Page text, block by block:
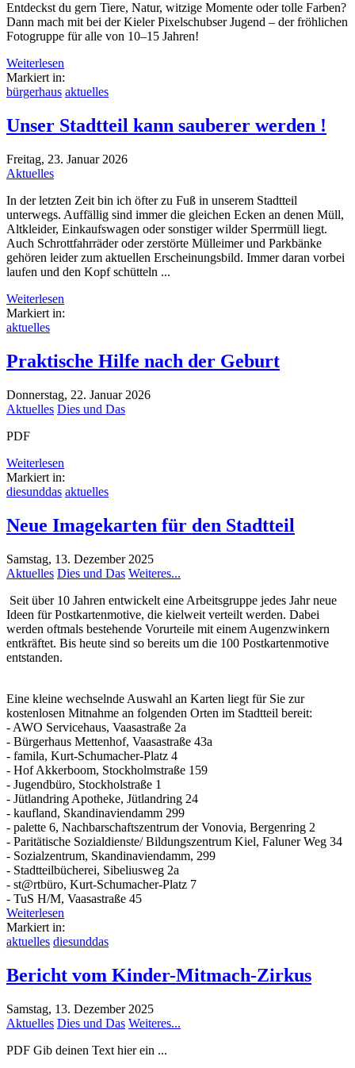
Entdeckst du gern Tiere, Natur, witzige Momente oder tolle Farben?
Dann mach mit bei der Kieler Pixelschubser Jugend – der fröhlichen
Fotogruppe für alle von 10–15 Jahren!
Weiterlesen
Markiert in:
bürgerhaus aktuelles
Unser Stadtteil kann sauberer werden !
Freitag, 23. Januar 2026
Aktuelles
In der letzten Zeit bin ich öfter zu Fuß in unserem Stadtteil
unterwegs. Auffällig sind immer die gleichen Ecken an denen Müll,
Altkleider, Einkaufswagen oder sonstiger wilder Sperrmüll liegt.
Auch Schrottfahrräder oder zerstörte Mülleimer und Parkbänke
gehören leider zum aktuellen Erscheinungsbild. Immer daran vorbei
laufen und den Kopf schütteln ...
Weiterlesen
Markiert in:
aktuelles
Praktische Hilfe nach der Geburt
Donnerstag, 22. Januar 2026
Aktuelles Dies und Das
PDF
Weiterlesen
Markiert in:
diesunddas aktuelles
Neue Imagekarten für den Stadtteil
Samstag, 13. Dezember 2025
Aktuelles Dies und Das Weiteres...
Seit über 10 Jahren entwickelt eine Arbeitsgruppe jedes Jahr neue
Ideen für Postkartenmotive, die kielweit verteilt werden. Dabei
werden oftmals bestehende Vorurteile mit einem Augenzwinkern
entkräftet. Bis heute sind so bereits um die 100 Postkartenmotive
entstanden.
Eine kleine wechselnde Auswahl an Karten liegt für Sie zur
kostenlosen Mitnahme an folgenden Orten im Stadtteil bereit:
- AWO Servicehaus, Vaasastraße 2a
- Bürgerhaus Mettenhof, Vaasastraße 43a
- famila, Kurt-Schumacher-Platz 4
- Hof Akkerboom, Stockholmstraße 159
- Jugendbüro, Stockholstraße 1
- Jütlandring Apotheke, Jütlandring 24
- kaufland, Skandinaviendamm 299
- palette 6, Nachbarschaftszentrum der Vonovia, Bergenring 2
- Paritätische Sozialdienste/ Bildungszentrum Kiel, Faluner Weg 34
- Sozialzentrum, Skandinaviendamm, 299
- Stadtteilbücherei, Sibeliusweg 2a
- st@rtbüro, Kurt-Schumacher-Platz 7
- TuS H/M, Vaasastraße 45
Weiterlesen
Markiert in:
aktuelles diesunddas
Bericht vom Kinder-Mitmach-Zirkus
Samstag, 13. Dezember 2025
Aktuelles Dies und Das Weiteres...
PDF Gib deinen Text hier ein ...